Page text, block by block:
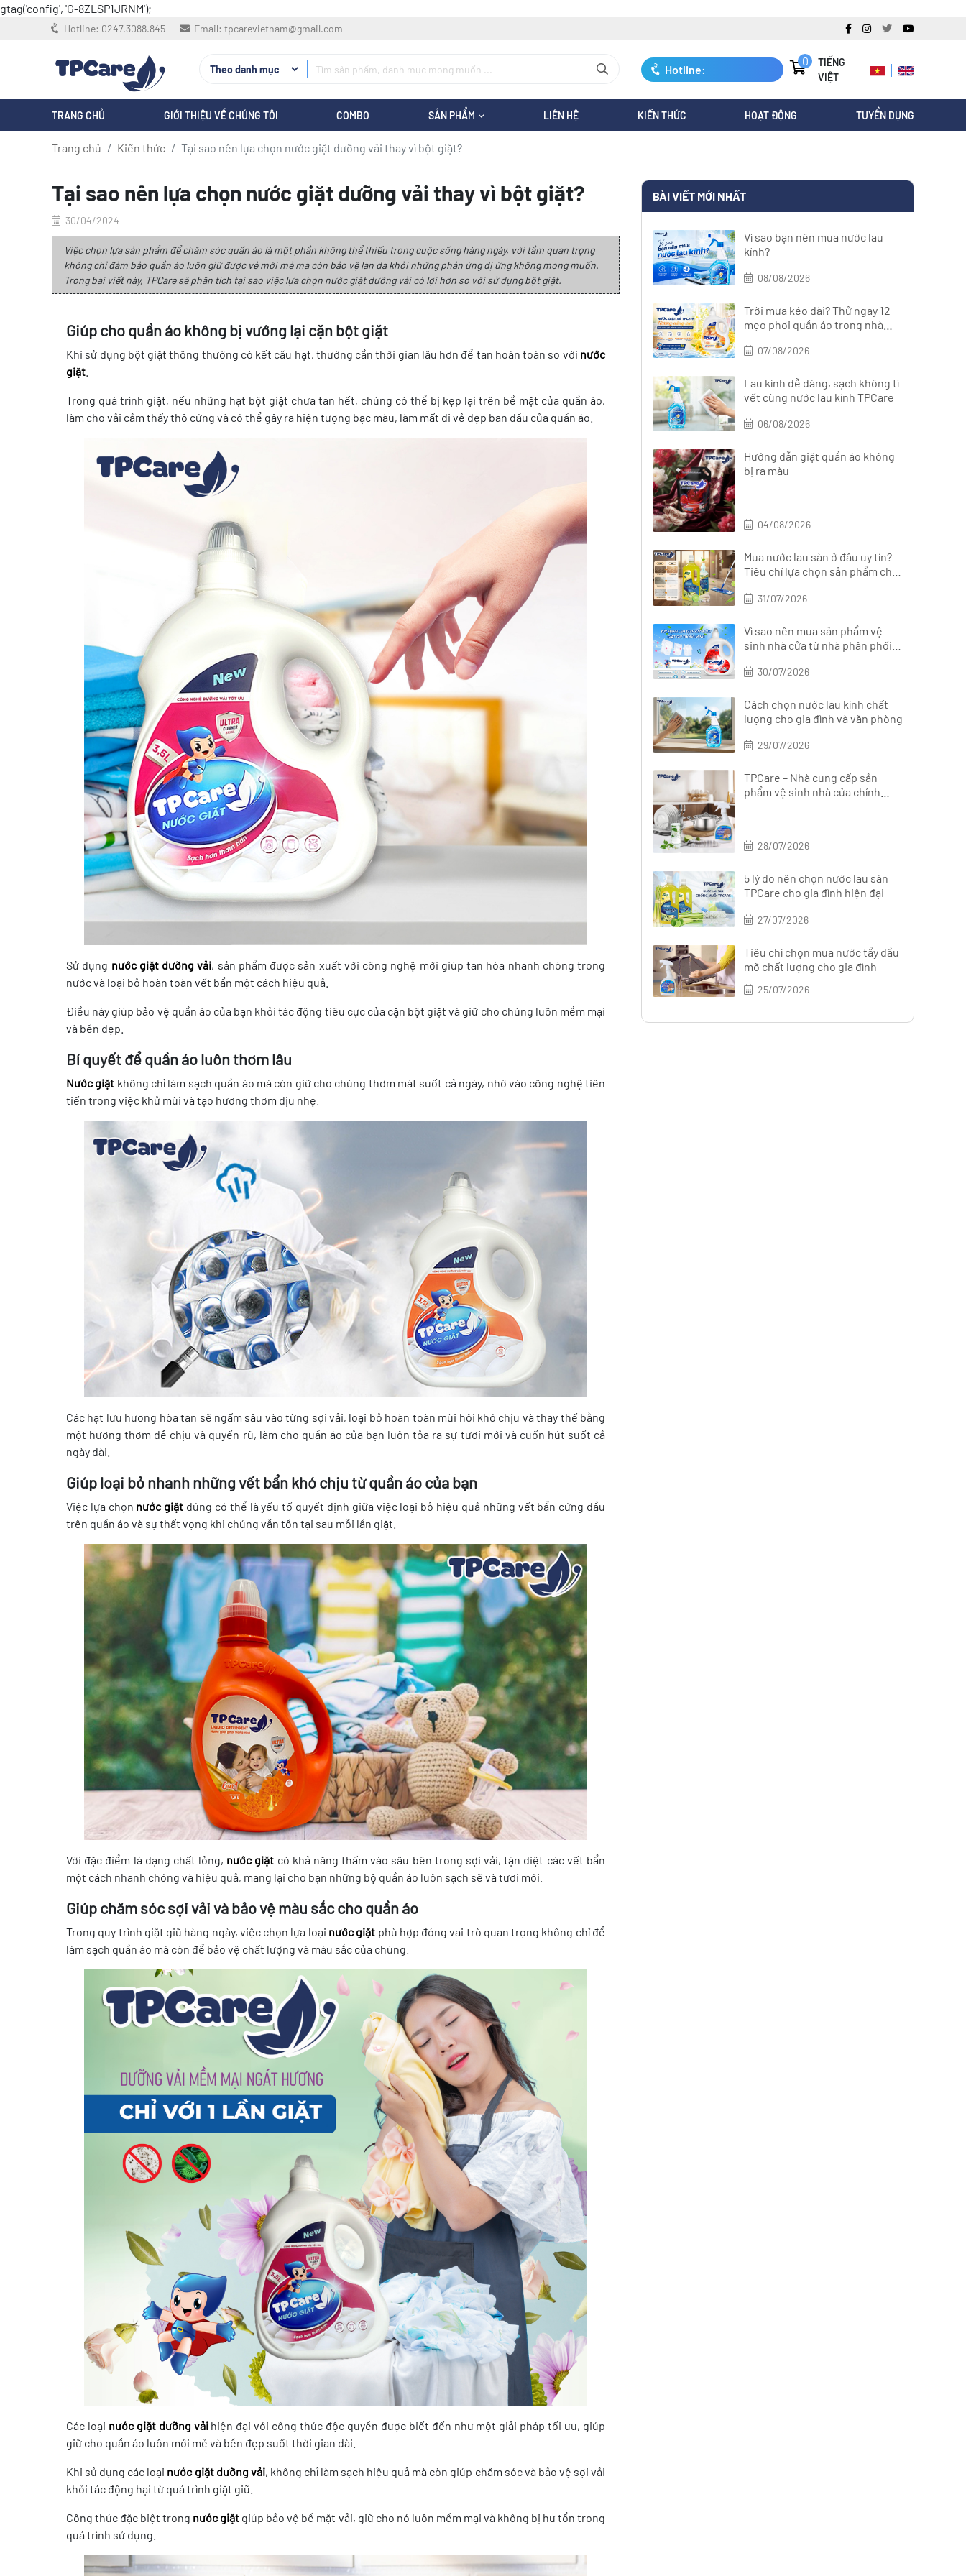
gtag('config', 'G-8ZLSP1JRNM');
Hotline: 0247.3088.845 Email: tpcarevietnam@gmail.com
Hotline:
0247.3088.845
0
TIẾNG
VIỆT
TRANG CHỦ GIỚI THIỆU VỀ CHÚNG TÔI COMBO SẢN PHẨM LIÊN HỆ KIẾN THỨC HOẠT ĐỘNG TUYỂN DỤNG
Trang chủ Kiến thức Tại sao nên lựa chọn nước giặt dưỡng vải thay vì bột giặt?
Tại sao nên lựa chọn nước giặt dưỡng vải thay vì bột giặt?
30/04/2024
Việc chọn lựa sản phẩm để chăm sóc quần áo là một phần không thể thiếu trong cuộc sống hàng ngày, với tầm quan trọng
không chỉ đảm bảo quần áo luôn giữ được vẻ mới mẻ mà còn bảo vệ làn da khỏi những phản ứng dị ứng không mong muốn.
Trong bài viết này, TPCare sẽ phân tích tại sao việc lựa chọn nước giặt dưỡng vải có lợi hơn so với sử dụng bột giặt.
Giúp cho quần áo không bị vướng lại cặn bột giặt
Khi sử dụng bột giặt thông thường có kết cấu hạt, thường cần thời gian lâu hơn để tan hoàn toàn so với nước
giặt
Trong quá trình giặt, nếu những hạt bột giặt chưa tan hết, chúng có thể bị kẹp lại trên bề mặt của quần áo,
làm cho vải cảm thấy thô cứng và có thể gây ra hiện tượng bạc màu, làm mất đi vẻ đẹp ban đầu của quần áo.
Sử dụng nước giặt dưỡng vải, sản phẩm được sản xuất với công nghệ mới giúp tan hòa nhanh chóng trong
nước và loại bỏ hoàn toàn vết bẩn một cách hiệu quả.
Điều này giúp bảo vệ quần áo của bạn khỏi tác động tiêu cực của cặn bột giặt và giữ cho chúng luôn mềm mại
và bền đẹp.
Bí quyết để quần áo luôn thơm lâu
Nước giặt không chỉ làm sạch quần áo mà còn giữ cho chúng thơm mát suốt cả ngày, nhờ vào công nghệ tiên
tiến trong việc khử mùi và tạo hương thơm dịu nhẹ.
Các hạt lưu hương hòa tan sẽ ngấm sâu vào từng sợi vải, loại bỏ hoàn toàn mùi hôi khó chịu và thay thế bằng
một hương thơm dễ chịu và quyến rũ, làm cho quần áo của bạn luôn tỏa ra sự tươi mới và cuốn hút suốt cả
ngày dài.
Giúp loại bỏ nhanh những vết bẩn khó chịu từ quần áo của bạn
Việc lựa chọn nước giặt đúng có thể là yếu tố quyết định giữa việc loại bỏ hiệu quả những vết bẩn cứng đầu
trên quần áo và sự thất vọng khi chúng vẫn tồn tại sau mỗi lần giặt.
Với đặc điểm là dạng chất lỏng, nước giặt có khả năng thấm vào sâu bên trong sợi vải, tận diệt các vết bẩn
một cách nhanh chóng và hiệu quả, mang lại cho bạn những bộ quần áo luôn sạch sẽ và tươi mới.
Giúp chăm sóc sợi vải và bảo vệ màu sắc cho quần áo
Trong quy trình giặt giũ hàng ngày, việc chọn lựa loại nước giặt phù hợp đóng vai trò quan trọng không chỉ để
làm sạch quần áo mà còn để bảo vệ chất lượng và màu sắc của chúng.
Các loại nước giặt dưỡng vảihiện đại với công thức độc quyền được biết đến như một giải pháp tối ưu, giúp
giữ cho quần áo luôn mới mẻ và bền đẹp suốt thời gian dài.
Khi sử dụng các loại nước giặt dưỡng vải, không chỉ làm sạch hiệu quả mà còn giúp chăm sóc và bảo vệ sợi vải
khỏi tác động hại từ quá trình giặt giũ.
Công thức đặc biệt trong nước giặt giúp bảo vệ bề mặt vải, giữ cho nó luôn mềm mại và không bị hư tổn trong
quá trình sử dụng.
BÀI VIẾT MỚI NHẤT
Vì sao bạn nên mua nước lau
kính?
08/08/2026
Trời mưa kéo dài? Thử ngay 12
mẹo phơi quần áo trong nhà
07/08/2026
Lau kính dễ dàng, sạch không tì
vết cùng nước lau kính TPCare
06/08/2026
Hướng dẫn giặt quần áo không
bị ra màu
04/08/2026
Mua nước lau sàn ở đâu uy tín?
Tiêu chí lựa chọn sản phẩm chất
31/07/2026
Vì sao nên mua sản phẩm vệ
sinh nhà cửa từ nhà phân phối
30/07/2026
Cách chọn nước lau kính chất
lượng cho gia đình và văn phòng
29/07/2026
TPCare – Nhà cung cấp sản
phẩm vệ sinh nhà cửa chính
28/07/2026
5 lý do nên chọn nước lau sàn
TPCare cho gia đình hiện đại
27/07/2026
Tiêu chí chọn mua nước tẩy dầu
mỡ chất lượng cho gia đình
25/07/2026